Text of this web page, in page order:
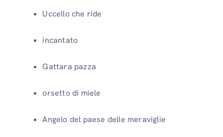
Uccello che ride
incantato
Gattara pazza
orsetto di miele
Angelo del paese delle meraviglie